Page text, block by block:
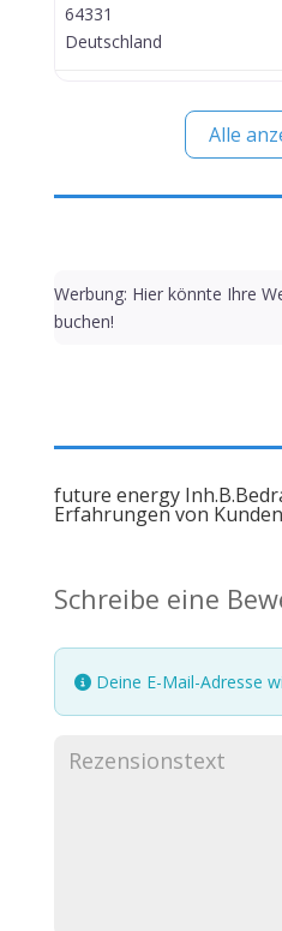
64331
Deutschland
Alle
Werbung: Hier könnte Ihre
buchen!
future energy
Erfahrungen von Kunden
Schreibe eine
Deine E-Mail-Adresse